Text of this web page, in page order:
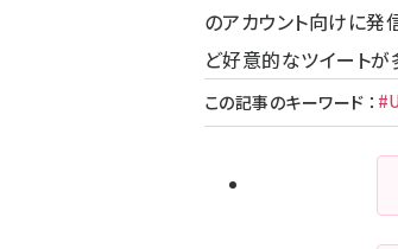
のアカウント向けに発
ど好意的なツイートが
この記事のキーワード ：